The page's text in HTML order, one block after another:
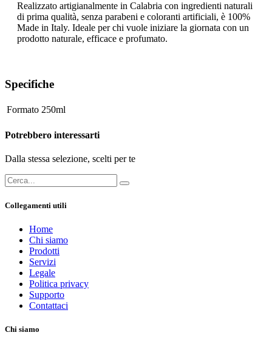
Realizzato artigianalmente in Calabria con ingredienti naturali
di prima qualità, senza parabeni e coloranti artificiali, è 100%
Made in Italy. Ideale per chi vuole iniziare la giornata con un
prodotto naturale, efficace e profumato.
Specifiche
Formato 250ml
Potrebbero interessarti
Dalla stessa selezione, scelti per te
Collegamenti utili
Home
Chi siamo
Prodotti
Servizi
Legale
Politica privacy
Supporto
Contattaci
Chi siamo